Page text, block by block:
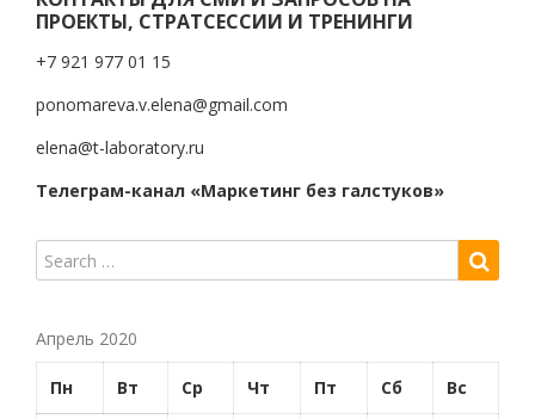
ПРОЕКТЫ, СТРАТСЕССИИ И ТРЕНИНГИ
+7 921 977 01 15
ponomareva.v.elena@gmail.com
elena@t-laboratory.ru
Телеграм-канал «Маркетинг без галстуков»
Апрель 2020
Пн Вт Ср Чт Пт Сб Вс